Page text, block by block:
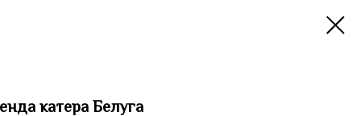
катера Белуга